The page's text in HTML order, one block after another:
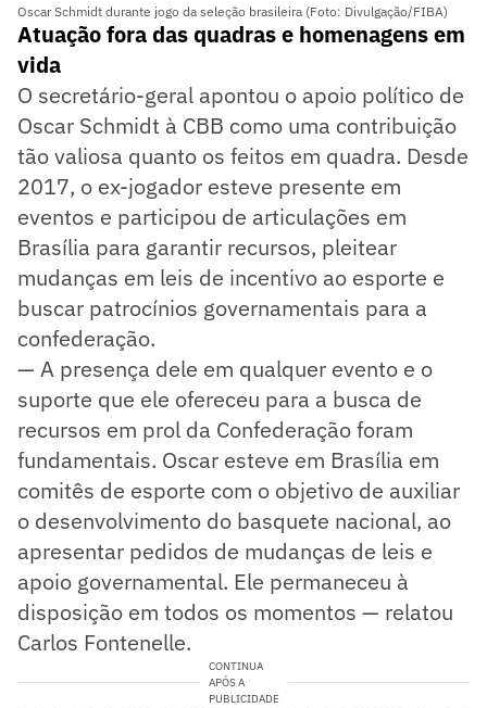
Oscar Schmidt durante jogo da seleção brasileira (Foto: Divulgação/FIBA)
Atuação fora das quadras e homenagens em
vida
O secretário-geral apontou o apoio político de
Oscar Schmidt à CBB como uma contribuição
tão valiosa quanto os feitos em quadra. Desde
2017, o ex-jogador esteve presente em
eventos e participou de articulações em
Brasília para garantir recursos, pleitear
mudanças em leis de incentivo ao esporte e
buscar patrocínios governamentais para a
confederação.
— A presença dele em qualquer evento e o
suporte que ele ofereceu para a busca de
recursos em prol da Confederação foram
fundamentais. Oscar esteve em Brasília em
comitês de esporte com o objetivo de auxiliar
o desenvolvimento do basquete nacional, ao
apresentar pedidos de mudanças de leis e
apoio governamental. Ele permaneceu à
disposição em todos os momentos — relatou
Carlos Fontenelle.
CONTINUA
APÓS A
PUBLICIDADE